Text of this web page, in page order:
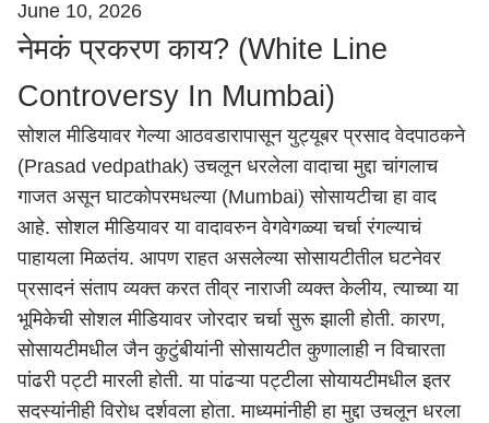
June 10, 2026
नेमकं प्रकरण काय? (White Line
Controversy In Mumbai)
सोशल मीडियावर गेल्या आठवडारापासून युट्यूबरप्रसाद वेदपाठकने
(Prasad vedpathak) उचलून धरलेला वादाचा मुद्दा चांगलाच
गाजत असूनघाटकोपरमधल्या (Mumbai) सोसायटीचा हा वाद
आहे. सोशल मीडियावर या वादावरुन वेगवेगळ्या चर्चा रंगल्याचं
पाहायला मिळतंय. आपण राहत असलेल्या सोसायटीतील घटनेवर
प्रसादनं संताप व्यक्त करत तीव्र नाराजी व्यक्त केलीय, त्याच्या या
भूमिकेची सोशल मीडियावर जोरदार चर्चा सुरू झाली होती. कारण,
सोसायटीमधील जैन कुटुंबीयांनी सोसायटीत कुणालाही न विचारता
पांढरी पट्टी मारली होती. या पांढऱ्या पट्टीला सोयायटीमधील इतर
सदस्यांनीही विरोध दर्शवला होता. माध्यमांनीही हा मुद्दा उचलून धरला